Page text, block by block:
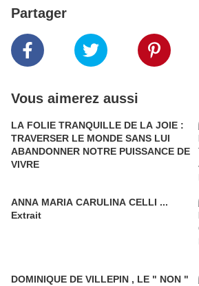
Partager
Vous aimerez aussi
LA FOLIE TRANQUILLE DE LA JOIE :
TRAVERSER LE MONDE SANS LUI
ABANDONNER NOTRE PUISSANCE DE
VIVRE
ANNA MARIA CARULINA CELLI ...
Extrait
DOMINIQUE DE VILLEPIN , LE " NON "